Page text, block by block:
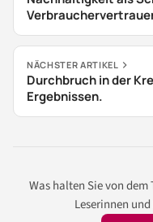
NÄCHSTER ARTIKEL
Durchbruch in der
Ergebnissen.
Was halten Sie von
Leserinnen